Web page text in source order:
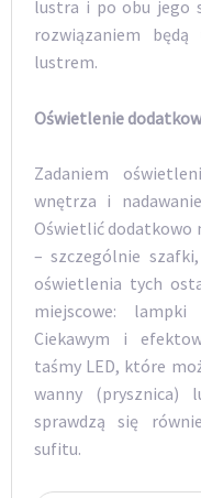
lustra i po obu jego
rozwiązaniem
lustrem.
Oświetlenie
Zadaniem
wnętrza i
Oświetlić dodatkowo
– szczególnie
oświetlenia tych
miejscowe:
Ciekawym i
taśmy LED, które
wanny (prysznica)
sprawdzą się
sufitu.